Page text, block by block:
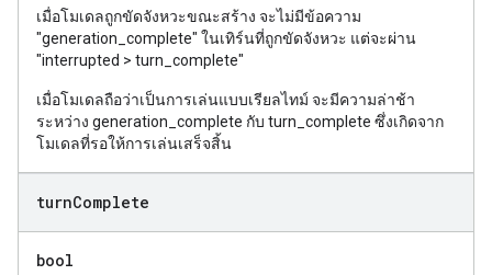
เมื่อโมเดลถูกขัดจังหวะขณะสร้าง จะไม่มีข้อความ
"generation_complete" ในเทิร์นที่ถูกขัดจังหวะ แต่จะผ่าน
"interrupted > turn_complete"
เมื่อโมเดลถือว่าเป็นการเล่นแบบเรียลไทม์ จะมีความล่าช้า
ระหว่าง generation_complete กับ turn_complete ซึ่งเกิดจาก
โมเดลที่รอให้การเล่นเสร็จสิ้น
turnComplete
bool